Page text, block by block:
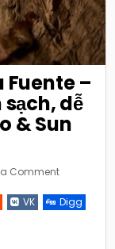
–
dễ
& Sun
a Commenton
Chateau
Fuente
VK
Digg